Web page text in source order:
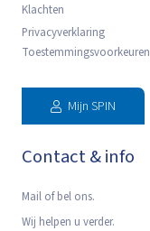
Klachten
Privacyverklaring
Toestemmingsvoorkeuren
Mijn SPIN
Contact & info
Mail of bel ons.
Wij helpen u verder.